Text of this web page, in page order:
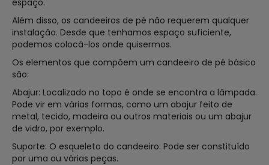
Além disso, os candeeiros de pé não requerem qualquer
instalação. Desde que tenhamos espaço suficiente,
podemos colocá-los onde quisermos.
Os elementos que compõem um candeeiro de pé básico
são:
Abajur: Localizado no topo é onde se encontra a lâmpada.
Pode vir em várias formas, como um abajur feito de
metal, tecido, madeira ou outros materiais ou um abajur
de vidro, por exemplo.
Suporte: O esqueleto do candeeiro. Pode ser constituído
por uma ou várias peças.